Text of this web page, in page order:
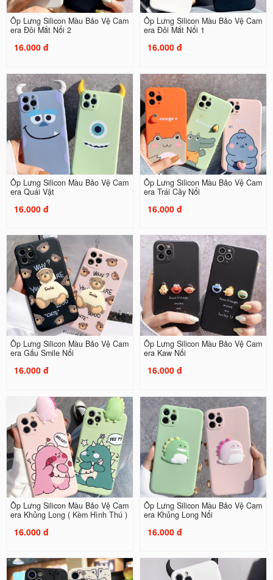
Ốp Lưng Silicon Màu Bảo Vệ Cam
era Đôi Mắt Nổi 2
16.000 đ
Ốp Lưng Silicon Màu Bảo Vệ Cam
era Đôi Mắt Nổi 1
16.000 đ
Ốp Lưng Silicon Màu Bảo Vệ Cam
era Quái Vật
16.000 đ
Ốp Lưng Silicon Màu Bảo Vệ Cam
era Trái Cây Nổi
16.000 đ
Ốp Lưng Silicon Màu Bảo Vệ Cam
era Gấu Smile Nổi
16.000 đ
Ốp Lưng Silicon Màu Bảo Vệ Cam
era Kaw Nổi
16.000 đ
Ốp Lưng Silicon Màu Bảo Vệ Cam
era Khủng Long ( Kèm Hình Thú )
16.000 đ
Ốp Lưng Silicon Màu Bảo Vệ Cam
era Khủng Long Nổi
16.000 đ